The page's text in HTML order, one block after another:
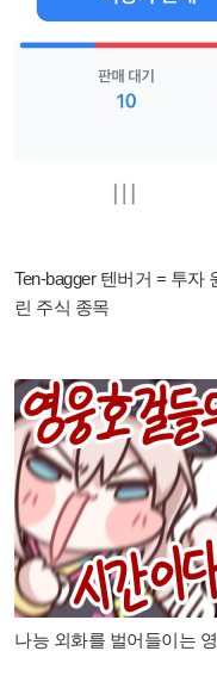
Ten-bagger 텐버거 = 투자
린 주식 종목
나능 외화를 벌어들이는